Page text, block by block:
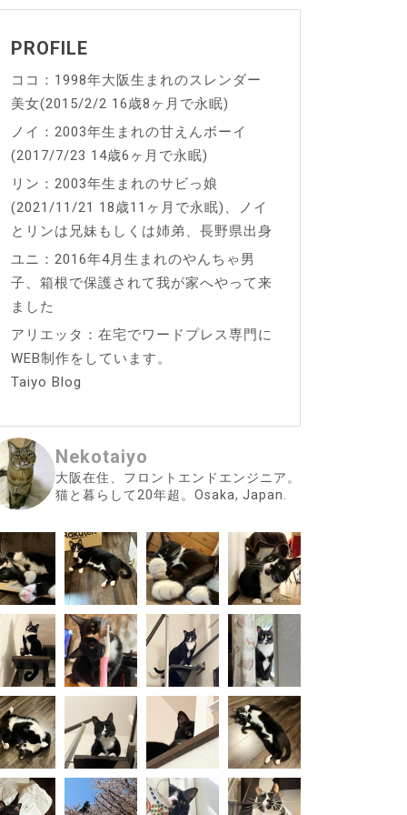
PROFILE
ココ：1998年大阪生まれのスレンダー
美女(2015/2/2 16歳8ヶ月で永眠)
ノイ：2003年生まれの甘えんボーイ
(2017/7/23 14歳6ヶ月で永眠)
リン：2003年生まれのサビっ娘
(2021/11/21 18歳11ヶ月で永眠)、ノイ
とリンは兄妹もしくは姉弟、長野県出身
ユニ：2016年4月生まれのやんちゃ男
子、箱根で保護されて我が家へやって来
ました
アリエッタ：在宅でワードプレス専門に
WEB制作をしています。
Taiyo Blog
Nekotaiyo
大阪在住、フロントエンドエンジニア。
猫と暮らして20年超。Osaka, Japan.